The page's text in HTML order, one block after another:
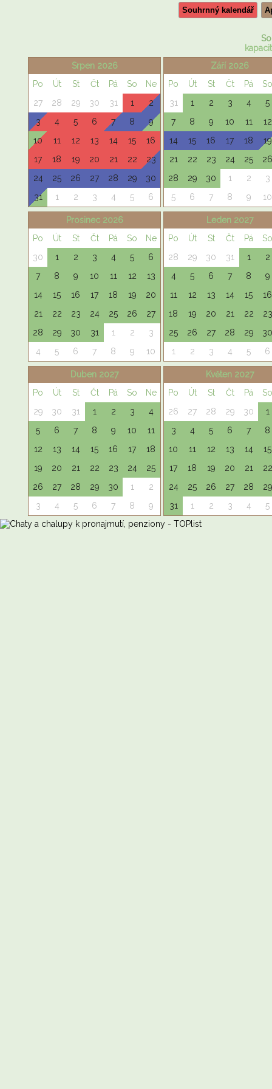
Souhrnný kalendář
Srpen 2026
Po
Út St Čt Pá So
Ne
27
28 29 30 31 1
2
3
4 5 6 7 8
9
10
11 12 13 14 15
16
17
18 19 20 21 22
23
24
25 26 27 28 29
30
31
1 2 3 4 5 6
Září 2026
Po
Út St Čt Pá
So
31
1 2 3 4
5
7
8 9 10 11
12
14
15 16 17 18
19
21
22 23 24 25
26
28
29 30 1 2
3
5
6 7 8 9 10
Prosinec 2026
Po
Út St Čt Pá So
Ne
30
1 2 3 4 5
6
7
8 9 10 11 12
13
14
15 16 17 18 19
20
21
22 23 24 25 26
27
28
29 30 31 1 2
3
4
5 6 7 8 9 10
Leden 2027
Po
Út St Čt Pá
So
28
29 30 31 1
2
4
5 6 7 8
9
11
12 13 14 15
16
18
19 20 21 22
23
25
26 27 28 29
30
1
2 3 4 5 6
Duben 2027
Po
Út St Čt Pá So
Ne
29
30 31 1 2 3
4
5
6 7 8 9 10
11
12
13 14 15 16 17
18
19
20 21 22 23 24
25
26
27 28 29 30 1
2
3
4 5 6 7 8 9
Květen 2027
Po
Út St Čt Pá
So
26
27 28 29 30
1
3
4 5 6 7
8
10
11 12 13 14
15
17
18 19 20 21
22
24
25 26 27 28
29
31
1 2 3 4 5